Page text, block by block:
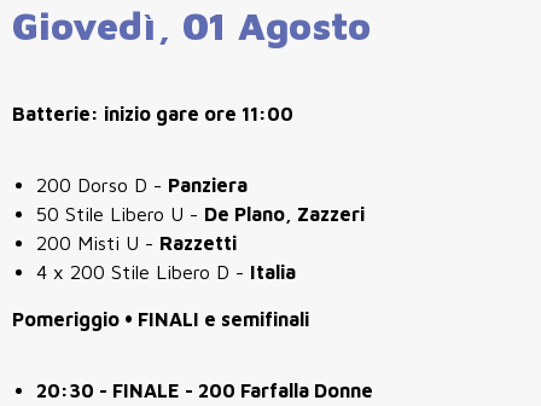
Giovedì, 01 Agosto
Batterie: inizio gare ore 11:00
200 Dorso D - Panziera
50 Stile Libero U - De Plano, Zazzeri
200 Misti U - Razzetti
4 x 200 Stile Libero D - Italia
Pomeriggio • FINALI e semifinali
20:30 - FINALE - 200 Farfalla Donne